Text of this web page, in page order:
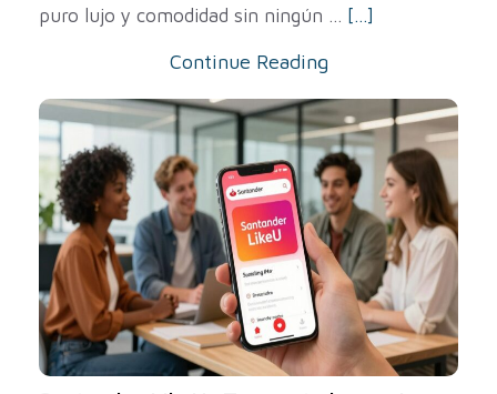
puro lujo y comodidad sin ningún ... [...]
Continue Reading